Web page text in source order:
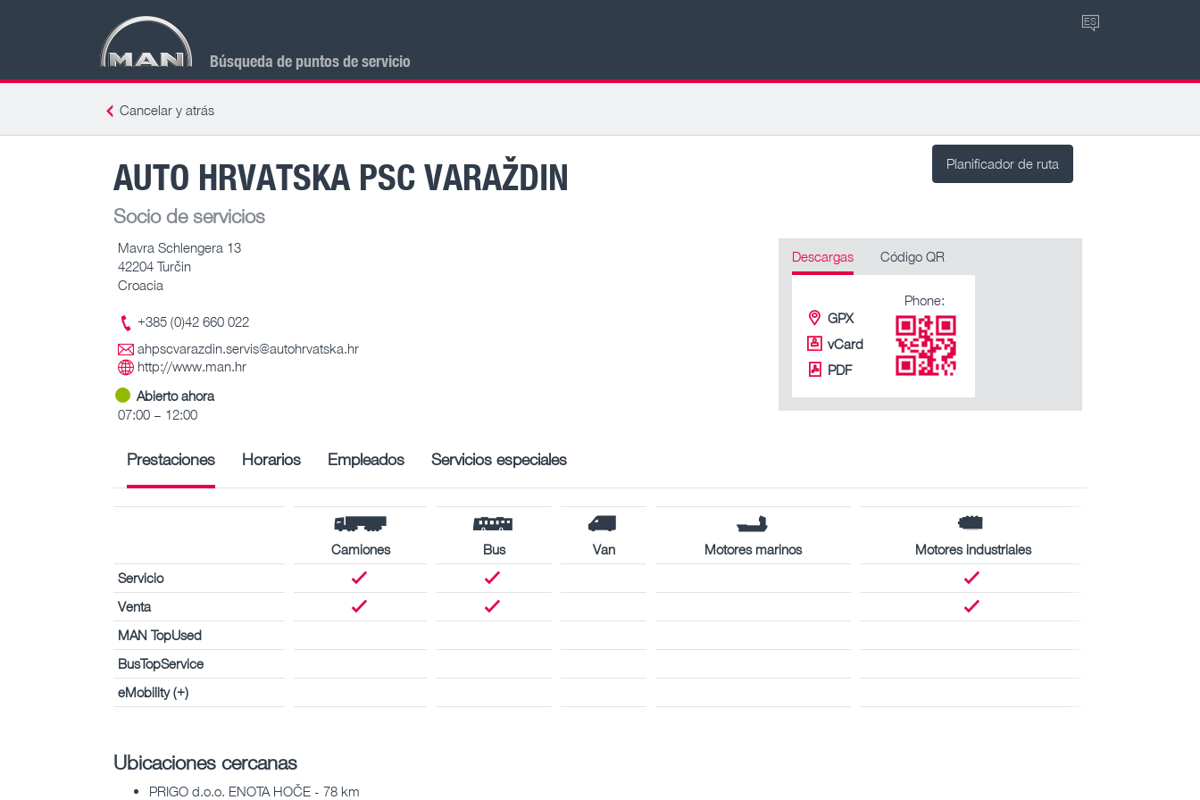
Búsqueda de puntos de servicio
ES
Cancelar y atrás
Planificador de ruta
AUTO HRVATSKA PSC VARAŽDIN
Socio de servicios
Mavra Schlengera 13
42204 Turčin
Croacia
+385 (0)42 660 022
ahpscvarazdin.servis@autohrvatska.hr
http://www.man.hr
Abierto ahora
07:00 – 12:00
Descargas Código QR
GPX
vCard
PDF
Phone:
Prestaciones Horarios Empleados Servicios especiales
Camiones Bus Van Motores marinos
Motores industriales
Servicio
Venta
MAN TopUsed
BusTopService
eMobility (+)
Ubicaciones cercanas
PRIGO d.o.o. ENOTA HOČE - 78 km